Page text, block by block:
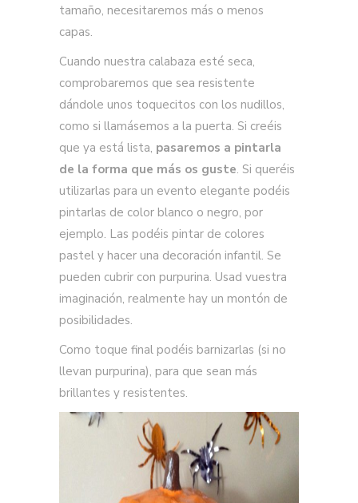
tamaño, necesitaremos más o menos
capas.
Cuando nuestra calabaza esté seca,
comprobaremos que sea resistente
dándole unos toquecitos con los nudillos,
como si llamásemos a la puerta. Si creéis
que ya está lista, pasaremos a pintarla
de la forma que más os guste. Si queréis
utilizarlas para un evento elegante podéis
pintarlas de color blanco o negro, por
ejemplo. Las podéis pintar de colores
pastel y hacer una decoración infantil. Se
pueden cubrir con purpurina. Usad vuestra
imaginación, realmente hay un montón de
posibilidades.
Como toque final podéis barnizarlas (si no
llevan purpurina), para que sean más
brillantes y resistentes.